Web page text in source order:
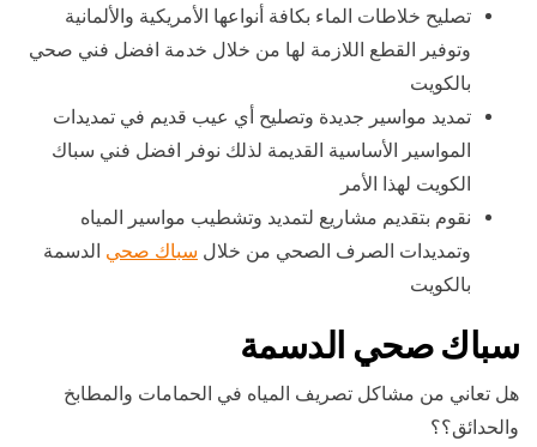
تصليح خلاطات الماء بكافة أنواعها الأمريكية والألمانية
وتوفير القطع اللازمة لها من خلال خدمة افضل فني صحي
بالكويت
تمديد مواسير جديدة وتصليح أي عيب قديم في تمديدات
المواسير الأساسية القديمة لذلك نوفر افضل فني سباك
الكويت لهذا الأمر
نقوم بتقديم مشاريع لتمديد وتشطيب مواسير المياه
وتمديدات الصرف الصحي من خلال سباك صحي الدسمة
بالكويت
سباك صحي الدسمة
هل تعاني من مشاكل تصريف المياه في الحمامات والمطابخ
والحدائق؟؟